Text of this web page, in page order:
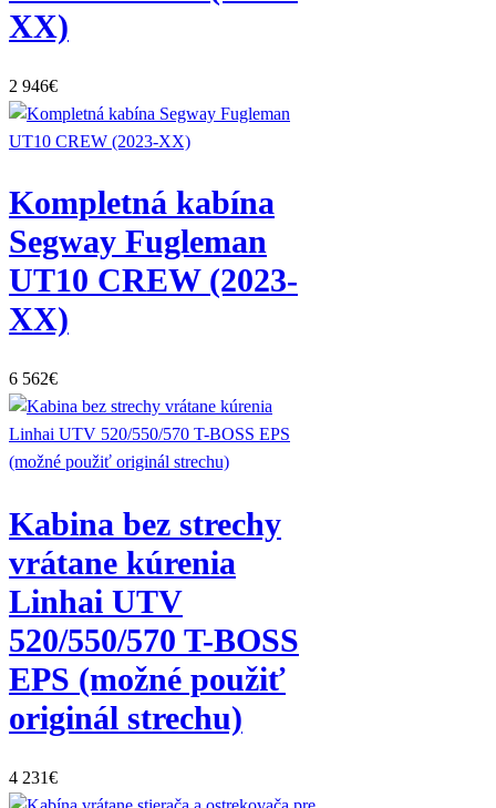
XX)
2 946€
Kompletná kabína
Segway Fugleman
UT10 CREW (2023-
XX)
6 562€
Kabina bez strechy
vrátane kúrenia
Linhai UTV
520/550/570 T-BOSS
EPS (možné použiť
originál strechu)
4 231€